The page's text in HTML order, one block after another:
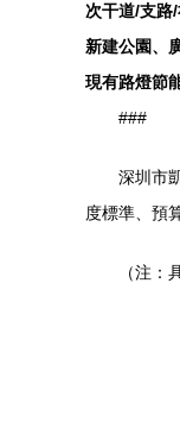
次干道/支路
新建公園、
現有路燈節
###
深圳市
度標準
（注：